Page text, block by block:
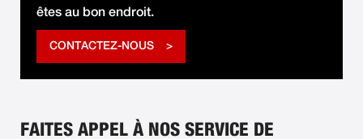
êtes au bon endroit.
CONTACTEZ-NOUS
FAITES APPEL À NOS SERVICE DE